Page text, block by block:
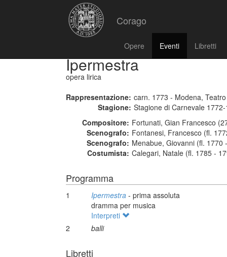
Corago
Opere Eventi Libretti
Ipermestra
opera lirica
Rappresentazione: carn. 1773 - Modena,
Stagione: Stagione di Carnevale
Compositore: Fortunati, Gian Francesco
Scenografo: Fontanesi, Francesco (fl.
Scenografo: Menabue, Giovanni (fl. 1770
Costumista: Calegari, Natale (fl. 1785 -
Programma
1 Ipermestra - prima assoluta
dramma per musica
Interpreti
2
balli
Libretti